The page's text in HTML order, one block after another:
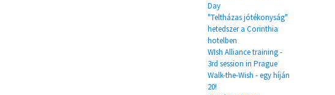
Day
"Teltházas jótékonyság"
hetedszer a Corinthia
hotelben
WIsh Alliance training -
3rd session in Prague
Walk-the-Wish - egy híján
20!